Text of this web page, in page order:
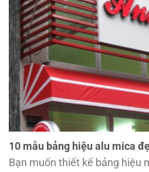
10 mẫu bảng hiệu alu mica
Bạn muốn thiết kế bảng hiệu